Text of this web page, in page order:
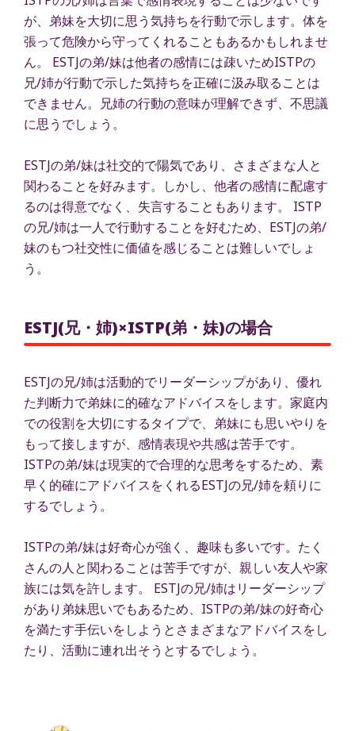
が、弟妹を大切に思う気持ちを行動で示します。体を
張って危険から守ってくれることもあるかもしれませ
ん。 ESTJの弟/妹は他者の感情には疎いためISTPの
兄/姉が行動で示した気持ちを正確に汲み取ることは
できません。兄姉の行動の意味が理解できず、不思議
に思うでしょう。
ESTJの弟/妹は社交的で陽気であり、さまざまな人と
関わることを好みます。しかし、他者の感情に配慮す
るのは得意でなく、失言することもあります。 ISTP
の兄/姉は一人で行動することを好むため、ESTJの弟/
妹のもつ社交性に価値を感じることは難しいでしょ
う。
ESTJ(兄・姉)×ISTP(弟・妹)の場合
ESTJの兄/姉は活動的でリーダーシップがあり、優れ
た判断力で弟妹に的確なアドバイスをします。家庭内
での役割を大切にするタイプで、弟妹にも思いやりを
もって接しますが、感情表現や共感は苦手です。
ISTPの弟/妹は現実的で合理的な思考をするため、素
早く的確にアドバイスをくれるESTJの兄/姉を頼りに
するでしょう。
ISTPの弟/妹は好奇心が強く、趣味も多いです。たく
さんの人と関わることは苦手ですが、親しい友人や家
族には気を許します。 ESTJの兄/姉はリーダーシップ
があり弟妹思いでもあるため、ISTPの弟/妹の好奇心
を満たす手伝いをしようとさまざまなアドバイスをし
たり、活動に連れ出そうとするでしょう。